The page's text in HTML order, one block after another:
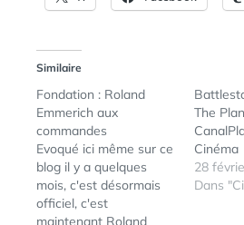
Similaire
Fondation : Roland
Emmerich aux
commandes
Evoqué ici même sur ce
blog il y a quelques
mois, c'est désormais
officiel, c'est
maintenant Roland
The
Cinéma
28
Dans